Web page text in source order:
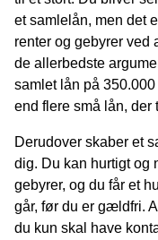
et samlelån, men det
renter og gebyrer ved
de allerbedste
samlet lån på
end flere små lån, der
Derudover skaber et
dig. Du kan hurtigt og
gebyrer, og du får et
går, før du er gældfri.
du kun skal have